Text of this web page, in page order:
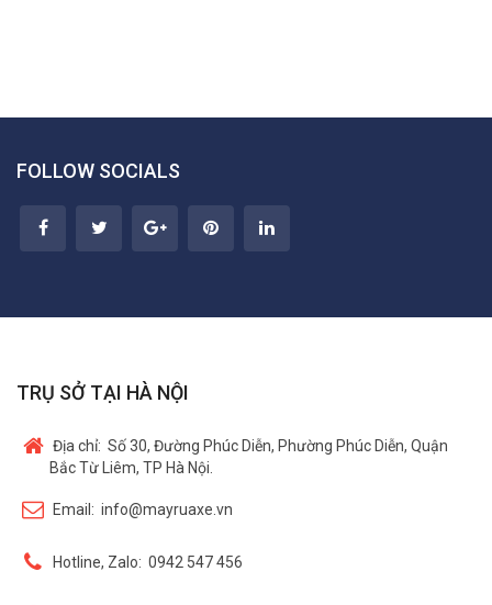
FOLLOW SOCIALS
TRỤ SỞ TẠI HÀ NỘI
Địa chỉ: Số 30, Đường Phúc Diễn, Phường Phúc Diễn, Quận
Bắc Từ Liêm, TP Hà Nội.
Email: info@mayruaxe.vn
Hotline, Zalo: 0942 547 456